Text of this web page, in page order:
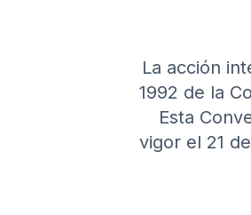
La acción
1992 de la
Esta
vigor el 21